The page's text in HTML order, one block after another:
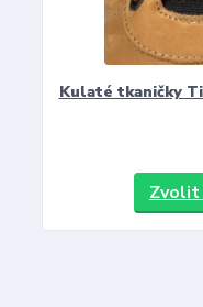
Kulaté tkaničky
Zvolit